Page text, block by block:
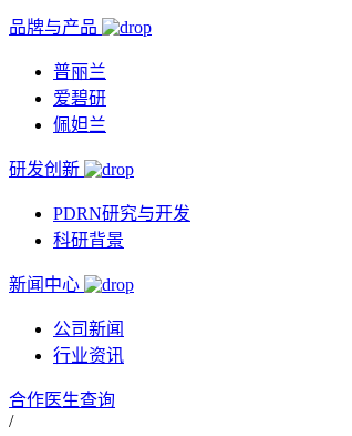
品牌与产品
普丽兰
爱碧研
佩妲兰
研发创新
PDRN研究与开发
科研背景
新闻中心
公司新闻
行业资讯
合作医生查询
/